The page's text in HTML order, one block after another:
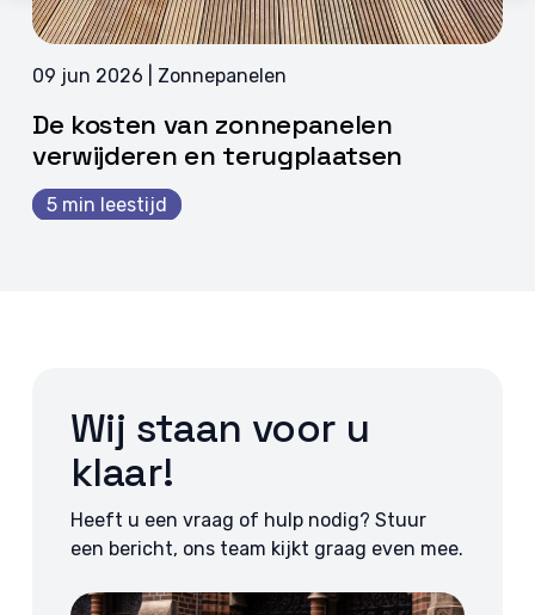
09 jun 2026 | Zonnepanelen
De kosten van zonnepanelen
verwijderen en terugplaatsen
5 min leestijd
Wij staan voor u
klaar!
Heeft u een vraag of hulp nodig? Stuur
een bericht, ons team kijkt graag even mee.